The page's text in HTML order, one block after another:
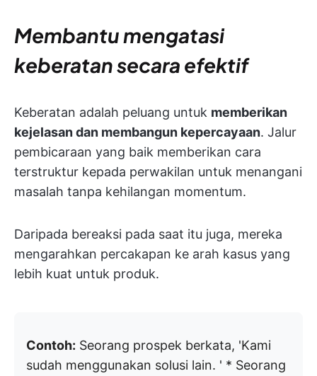
Membantu mengatasi
keberatan secara efektif
Keberatan adalah peluang untuk memberikan
kejelasan dan membangun kepercayaan. Jalur
pembicaraan yang baik memberikan cara
terstruktur kepada perwakilan untuk menangani
masalah tanpa kehilangan momentum.
Daripada bereaksi pada saat itu juga, mereka
mengarahkan percakapan ke arah kasus yang
lebih kuat untuk produk.
Contoh: Seorang prospek berkata, 'Kami
sudah menggunakan solusi lain. ' * Seorang